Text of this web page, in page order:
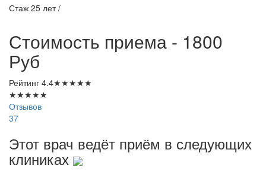
Стаж 25 лет /
Стоимость приема - 1800
Руб
Рейтинг 4.4★★★★★
★★★★★
Отзывов
37
Этот врач ведёт приём в следующих
клиниках